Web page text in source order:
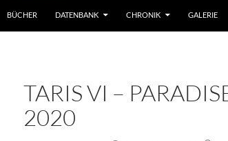
BÜCHER DATENBANK CHRONIK GALERIE
TARIS VI –
2020